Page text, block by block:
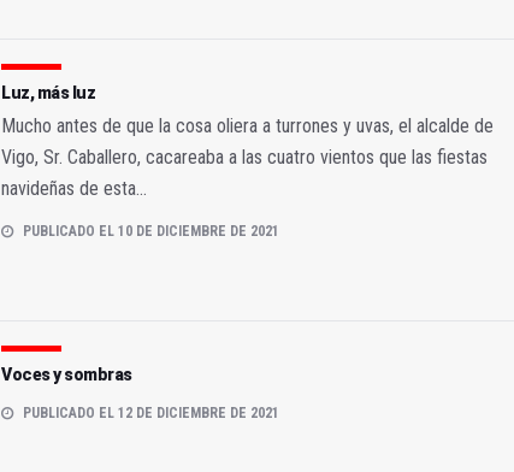
Luz, más luz
Mucho antes de que la cosa oliera a turrones y uvas, el alcalde de
Vigo, Sr. Caballero, cacareaba a las cuatro vientos que las fiestas
navideñas de esta...
PUBLICADO EL 10 DE DICIEMBRE DE 2021
Voces y sombras
PUBLICADO EL 12 DE DICIEMBRE DE 2021